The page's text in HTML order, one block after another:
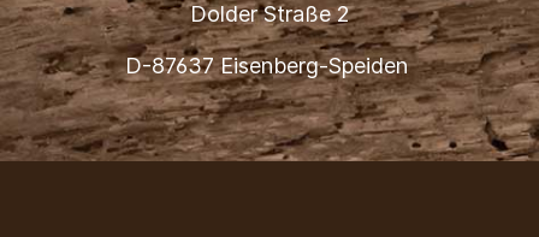
Dolder Straße 2
D-87637 Eisenberg-Speiden